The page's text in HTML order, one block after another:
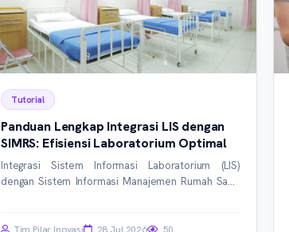
Tutorial
Panduan Lengkap Integrasi LIS dengan
SIMRS: Efisiensi Laboratorium Optimal
Integrasi Sistem Informasi Laboratorium (LIS)
dengan Sistem Informasi Manajemen Rumah Sakit
demi langkah, dari konsep dasar hingga